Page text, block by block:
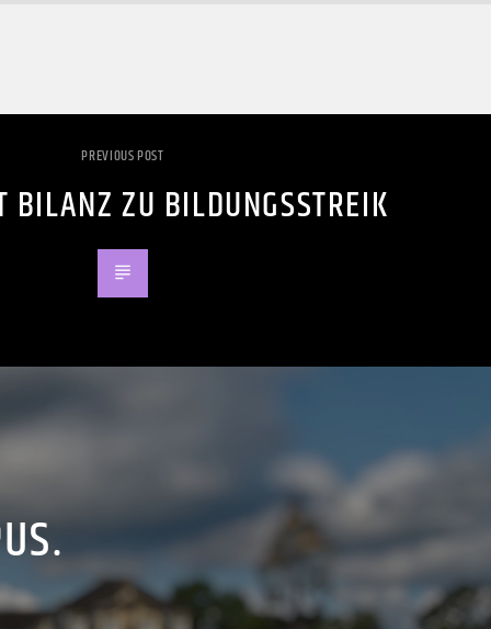
PREVIOUS POST
BILANZ ZU BILDUNGSSTREIK